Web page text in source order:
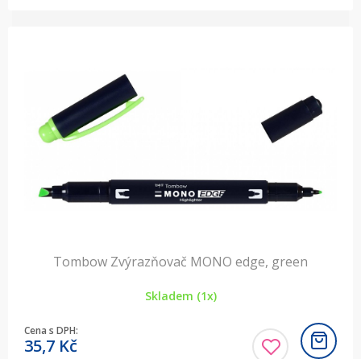
Tombow Zvýrazňovač MONO edge, green
Skladem (1x)
Cena s DPH:
35,7 Kč